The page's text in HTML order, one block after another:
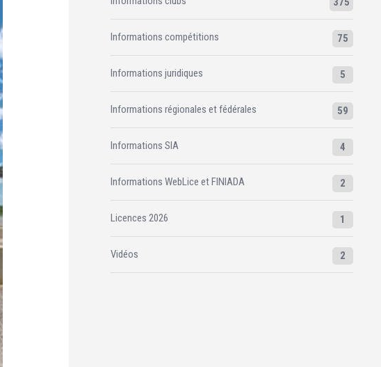
Informations compétitions 75
Informations juridiques 5
Informations régionales et fédérales 59
Informations SIA 4
Informations WebLice et FINIADA 2
Licences 2026 1
Vidéos 2